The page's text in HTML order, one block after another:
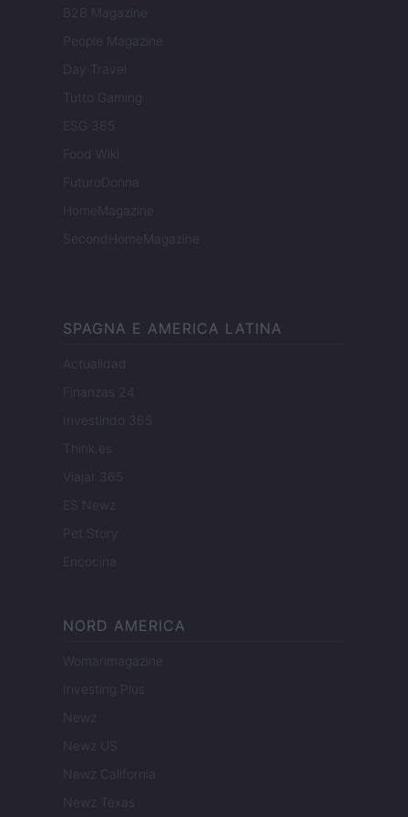
B2B Magazine
People Magazine
Day Travel
Tutto Gaming
ESG 365
Food Wiki
FuturoDonna
HomeMagazine
SecondHomeMagazine
SPAGNA E AMERICA LATINA
Actualidad
Finanzas 24
Investindo 365
Think.es
Viajar 365
ES Newz
Pet Story
Encocina
NORD AMERICA
Womanmagazine
Investing Plus
Newz
Newz US
Newz California
Newz Texas